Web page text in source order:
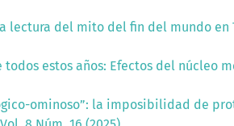
lectura del mito del fin del mundo
todos estos años: Efectos del núcleo
ominoso”: la imposibilidad de